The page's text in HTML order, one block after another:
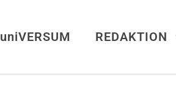
uniVERSUM REDAKTION